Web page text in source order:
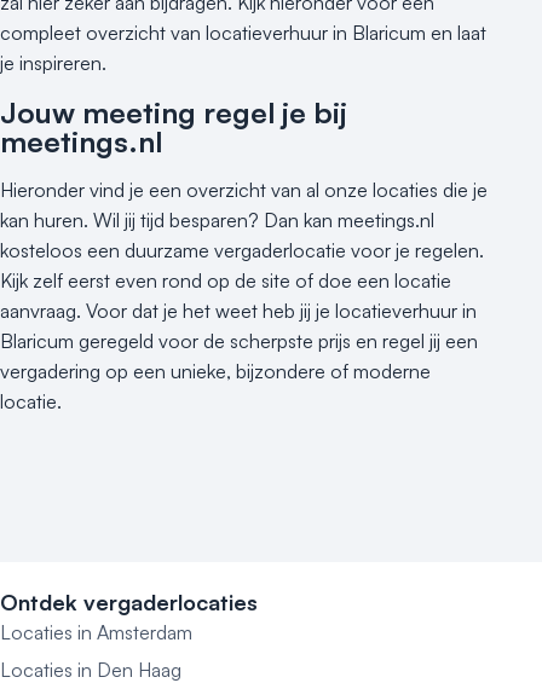
compleet overzicht van locatieverhuur in Blaricum en laat
je inspireren.
Jouw meeting regel je bij
meetings.nl
Hieronder vind je een overzicht van al onze locaties die je
kan huren. Wil jij tijd besparen? Dan kan meetings.nl
kosteloos een duurzame vergaderlocatie voor je regelen.
Kijk zelf eerst even rond op de site of doe een locatie
aanvraag. Voor dat je het weet heb jij je locatieverhuur in
Blaricum geregeld voor de scherpste prijs en regel jij een
vergadering op een unieke, bijzondere of moderne
locatie.
Ontdek vergaderlocaties
Locaties in Amsterdam
Locaties in Den Haag